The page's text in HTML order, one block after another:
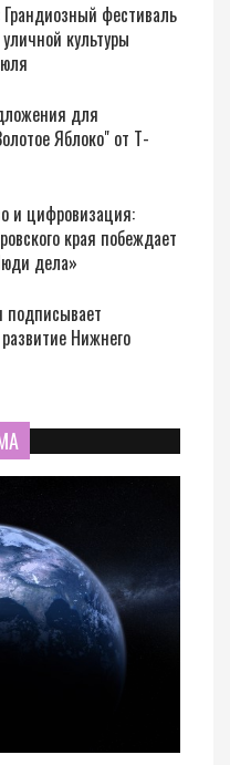
фестиваль
культуры
для
Яблоко" от Т-
и цифровизация:
края побеждает
дела»
подписывает
Нижнего